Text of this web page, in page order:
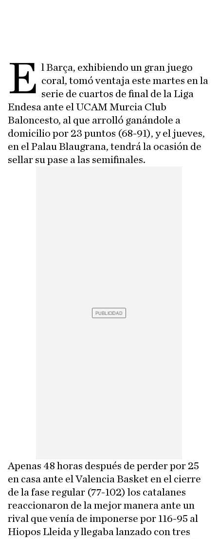
E l Barça, exhibiendo un gran juego
coral, tomó ventaja este martes en la
serie de cuartos de final de la Liga
Endesa ante el UCAM Murcia Club
Baloncesto, al que arrolló ganándole a
domicilio por 23 puntos (68-91), y el jueves,
en el Palau Blaugrana, tendrá la ocasión de
sellar su pase a las semifinales.
Apenas 48 horas después de perder por 25
en casa ante el Valencia Basket en el cierre
de la fase regular (77-102) los catalanes
reaccionaron de la mejor manera ante un
rival que venía de imponerse por 116-95 al
Hiopos Lleida y llegaba lanzado con tres